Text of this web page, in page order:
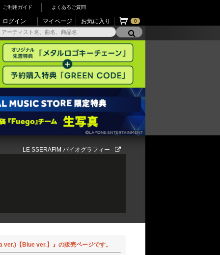
ご利用ガイド よくあるご質問
ログイン マイページ お気に入り 0
LE SSERAFIM バイオグラフィー
ver.)【Blue ver.】』の販売ページです。